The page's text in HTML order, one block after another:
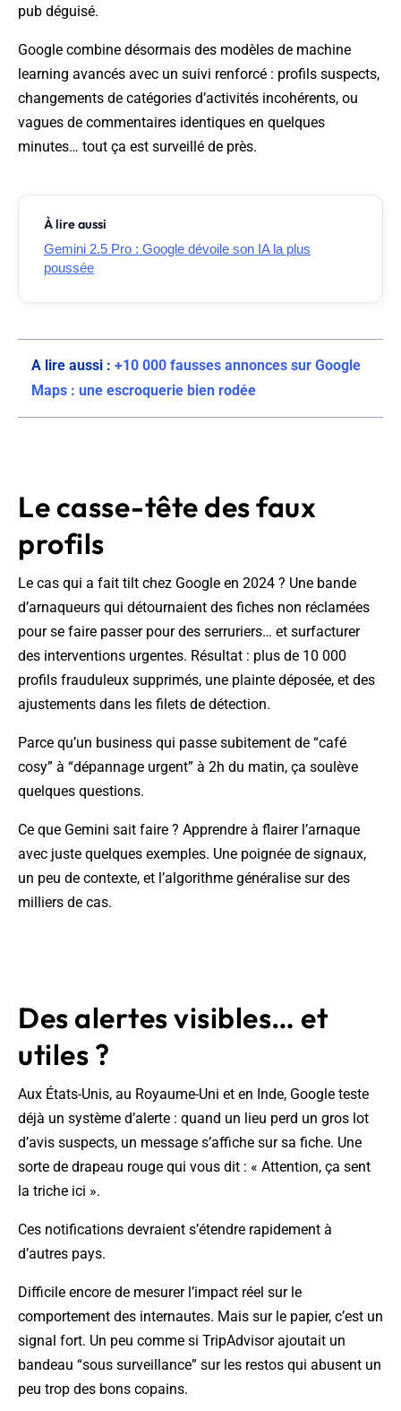
pub déguisé.
Google combine désormais des modèles de machine
learning avancés avec un suivi renforcé : profils suspects,
changements de catégories d’activités incohérents, ou
vagues de commentaires identiques en quelques
minutes… tout ça est surveillé de près.
À lire aussi
Gemini 2.5 Pro : Google dévoile son IA la plus
poussée
A lire aussi : +10 000 fausses annonces sur Google
Maps : une escroquerie bien rodée
Le casse-tête des faux
profils
Le cas qui a fait tilt chez Google en 2024 ? Une bande
d’arnaqueurs qui détournaient des fiches non réclamées
pour se faire passer pour des serruriers… et surfacturer
des interventions urgentes. Résultat : plus de 10 000
profils frauduleux supprimés, une plainte déposée, et des
ajustements dans les filets de détection.
Parce qu’un business qui passe subitement de “café
cosy” à “dépannage urgent” à 2h du matin, ça soulève
quelques questions.
Ce que Gemini sait faire ? Apprendre à flairer l’arnaque
avec juste quelques exemples. Une poignée de signaux,
un peu de contexte, et l’algorithme généralise sur des
milliers de cas.
Des alertes visibles… et
utiles ?
Aux États-Unis, au Royaume-Uni et en Inde, Google teste
déjà un système d’alerte : quand un lieu perd un gros lot
d’avis suspects, un message s’affiche sur sa fiche. Une
sorte de drapeau rouge qui vous dit : « Attention, ça sent
la triche ici ».
Ces notifications devraient s’étendre rapidement à
d’autres pays.
Difficile encore de mesurer l’impact réel sur le
comportement des internautes. Mais sur le papier, c’est un
signal fort. Un peu comme si TripAdvisor ajoutait un
bandeau “sous surveillance” sur les restos qui abusent un
peu trop des bons copains.